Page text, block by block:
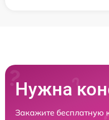
Нужна
Закажите бесплатную